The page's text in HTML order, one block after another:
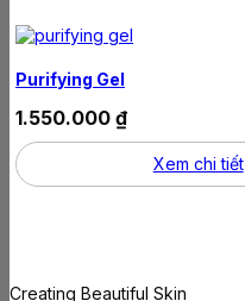
Purifying Gel
1.550.000 ₫
Xem chi tiết
Creating Beautiful Skin